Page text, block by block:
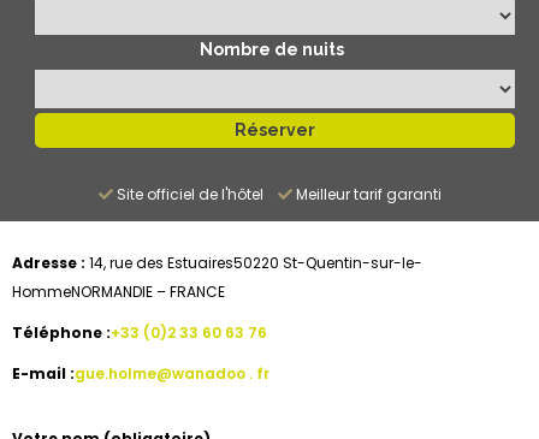
Nombre de nuits
Site officiel de l'hôtel Meilleur tarif garanti
Adresse : 14, rue des Estuaires50220 St-Quentin-sur-le-
HommeNORMANDIE – FRANCE
Téléphone :+33 (0)2 33 60 63 76
E-mail :gue.holme@wanadoo . fr